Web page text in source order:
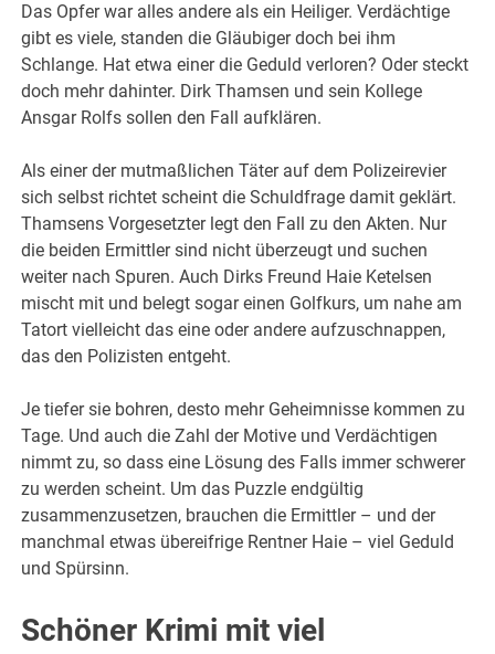
Das Opfer war alles andere als ein Heiliger. Verdächtige
gibt es viele, standen die Gläubiger doch bei ihm
Schlange. Hat etwa einer die Geduld verloren? Oder steckt
doch mehr dahinter. Dirk Thamsen und sein Kollege
Ansgar Rolfs sollen den Fall aufklären.
Als einer der mutmaßlichen Täter auf dem Polizeirevier
sich selbst richtet scheint die Schuldfrage damit geklärt.
Thamsens Vorgesetzter legt den Fall zu den Akten. Nur
die beiden Ermittler sind nicht überzeugt und suchen
weiter nach Spuren. Auch Dirks Freund Haie Ketelsen
mischt mit und belegt sogar einen Golfkurs, um nahe am
Tatort vielleicht das eine oder andere aufzuschnappen,
das den Polizisten entgeht.
Je tiefer sie bohren, desto mehr Geheimnisse kommen zu
Tage. Und auch die Zahl der Motive und Verdächtigen
nimmt zu, so dass eine Lösung des Falls immer schwerer
zu werden scheint. Um das Puzzle endgültig
zusammenzusetzen, brauchen die Ermittler – und der
manchmal etwas übereifrige Rentner Haie – viel Geduld
und Spürsinn.
Schöner Krimi mit viel